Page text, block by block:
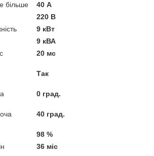
більше
40 А
220 В
9 кВт
9 кВА
20 мс
Так
0 град.
40 град.
98 %
36 міс